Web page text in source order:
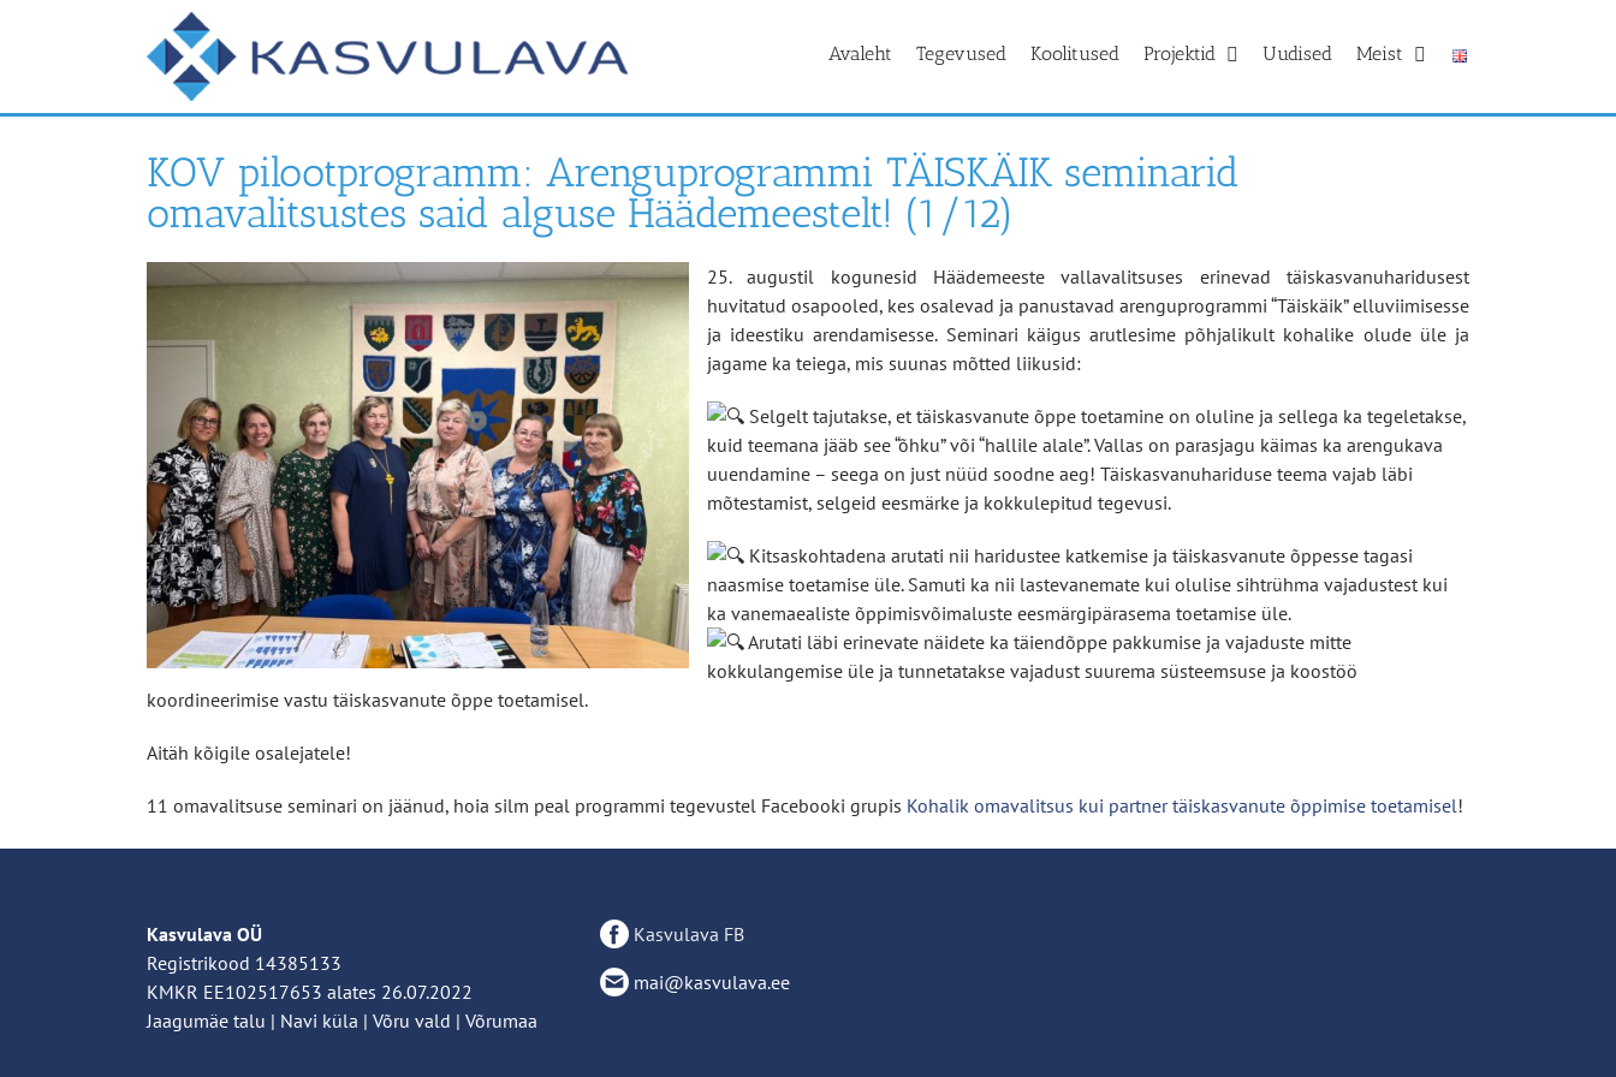
Avaleht Tegevused Koolitused Projektid Uudised Meist
KOV pilootprogramm: Arenguprogrammi TÄISKÄIK seminarid
omavalitsustes said alguse Häädemeestelt! (1/12)
25. augustil kogunesid Häädemeeste vallavalitsuses erinevad täiskasvanuharidusest
huvitatud osapooled, kes osalevad ja panustavad arenguprogrammi “Täiskäik” elluviimisesse
ja ideestiku arendamisesse. Seminari käigus arutlesime põhjalikult kohalike olude üle ja
jagame ka teiega, mis suunas mõtted liikusid:
Selgelt tajutakse, et täiskasvanute õppe toetamine on oluline ja sellega ka tegeletakse,
kuid teemana jääb see “õhku” või “hallile alale”. Vallas on parasjagu käimas ka arengukava
uuendamine – seega on just nüüd soodne aeg! Täiskasvanuhariduse teema vajab läbi
mõtestamist, selgeid eesmärke ja kokkulepitud tegevusi.
Kitsaskohtadena arutati nii haridustee katkemise ja täiskasvanute õppesse tagasi
naasmise toetamise üle. Samuti ka nii lastevanemate kui olulise sihtrühma vajadustest kui
ka vanemaealiste õppimisvõimaluste eesmärgipärasema toetamise üle.
Arutati läbi erinevate näidete ka täiendõppe pakkumise ja vajaduste mitte
kokkulangemise üle ja tunnetatakse vajadust suurema süsteemsuse ja koostöö
koordineerimise vastu täiskasvanute õppe toetamisel.
Aitäh kõigile osalejatele!
11 omavalitsuse seminari on jäänud, hoia silm peal programmi tegevustel Facebooki grupis Kohalik omavalitsus kui partner täiskasvanute õppimise toetamisel !
Kasvulava OÜ
Registrikood 14385133
KMKR EE102517653 alates 26.07.2022
Jaagumäe talu | Navi küla | Võru vald | Võrumaa
Kasvulava FB
mai@kasvulava.ee